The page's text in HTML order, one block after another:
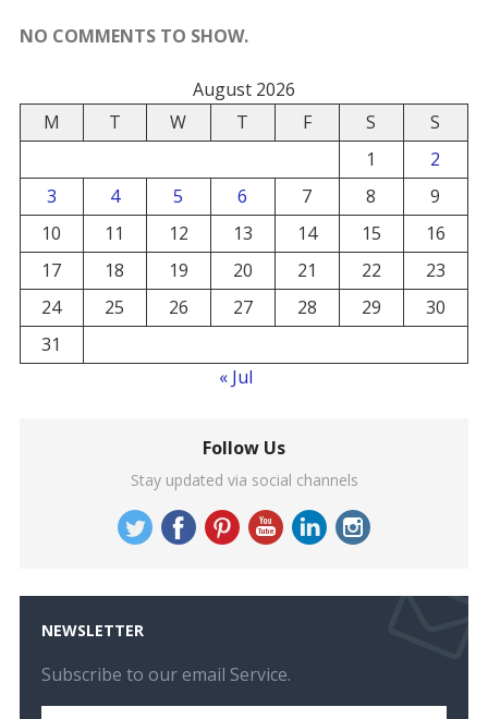
NO COMMENTS TO SHOW.
August 2026
M
T W T F S
S
1
2
3
4 5 6 7 8
9
10
11 12 13 14 15
16
17
18 19 20 21 22
23
24
25 26 27 28 29
30
31
« Jul
Follow Us
Stay updated via social channels
NEWSLETTER
Subscribe to our email Service.